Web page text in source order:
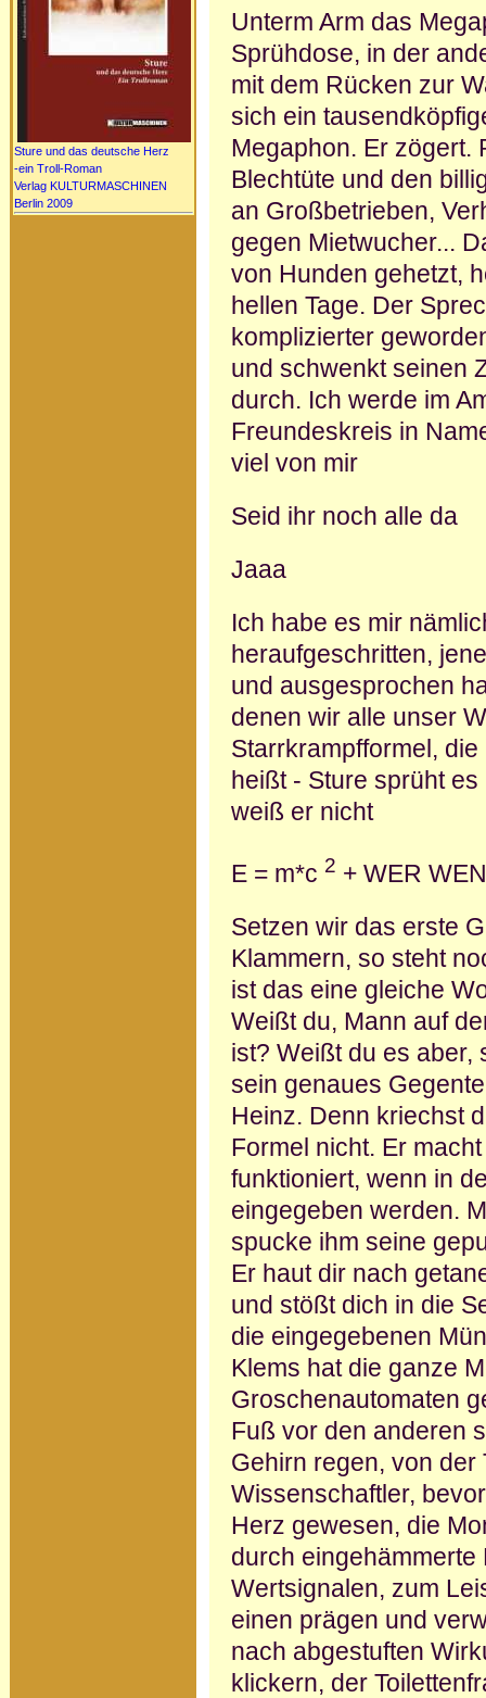
Sture und das deutsche Herz
-ein Troll-Roman
Verlag KULTURMASCHINEN
Berlin 2009
Unterm Arm das
Sprühdose, in der
mit dem Rücken zur
sich ein
Megaphon. Er zögert.
Blechtüte und den
an Großbetrieben,
gegen Mietwucher...
von Hunden gehetzt,
hellen Tage. Der
komplizierter
und schwenkt seinen
durch. Ich werde im
Freundeskreis in
viel von mir
Seid ihr noch alle da
Jaaa
Ich habe es mir
heraufgeschritten,
und ausgesprochen
denen wir alle unser
Starrkrampfformel,
heißt - Sture sprüht
weiß er nicht
E = m*c 2 + WER WEN
Setzen wir das erste
Klammern, so steht
ist das eine gleiche
Weißt du, Mann auf
ist? Weißt du es aber,
sein genaues
Heinz. Denn kriechst
Formel nicht. Er
funktioniert, wenn in
eingegeben werden.
spucke ihm seine
Er haut dir nach
und stößt dich in die
die eingegebenen
Klems hat die ganze
Groschenautomaten
Fuß vor den anderen
Gehirn regen, von der
Wissenschaftler,
Herz gewesen, die
durch eingehämmerte
Wertsignalen, zum
einen prägen und
nach abgestuften
klickern, der